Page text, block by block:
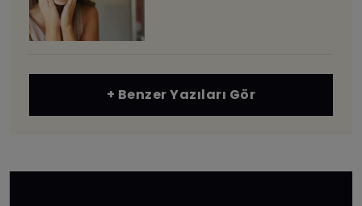
+ Benzer Yazıları Gör